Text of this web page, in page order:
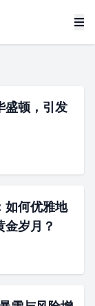
盛顿，引发
如何优雅地
岁月？